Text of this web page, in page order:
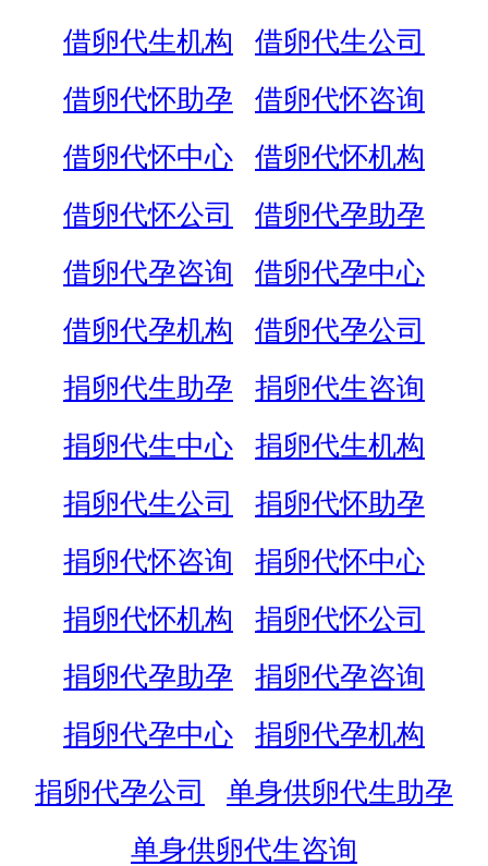
借卵代生机构
借卵代生公司
借卵代怀助孕
借卵代怀咨询
借卵代怀中心
借卵代怀机构
借卵代怀公司
借卵代孕助孕
借卵代孕咨询
借卵代孕中心
借卵代孕机构
借卵代孕公司
捐卵代生助孕
捐卵代生咨询
捐卵代生中心
捐卵代生机构
捐卵代生公司
捐卵代怀助孕
捐卵代怀咨询
捐卵代怀中心
捐卵代怀机构
捐卵代怀公司
捐卵代孕助孕
捐卵代孕咨询
捐卵代孕中心
捐卵代孕机构
捐卵代孕公司
单身供卵代生助孕
单身供卵代生咨询